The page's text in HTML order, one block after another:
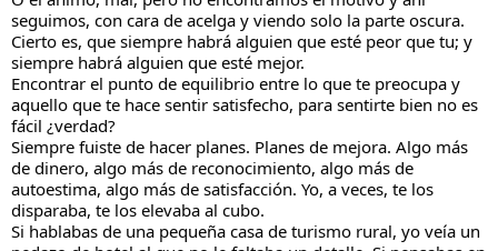
seguimos, con cara de acelga y viendo solo la parte oscura.
Cierto es, que siempre habrá alguien que esté peor que tu; y
siempre habrá alguien que esté mejor.
Encontrar el punto de equilibrio entre lo que te preocupa y
aquello que te hace sentir satisfecho, para sentirte bien no es
fácil ¿verdad?
Siempre fuiste de hacer planes. Planes de mejora. Algo más
de dinero, algo más de reconocimiento, algo más de
autoestima, algo más de satisfacción. Yo, a veces, te los
disparaba, te los elevaba al cubo.
Si hablabas de una pequeña casa de turismo rural, yo veía un